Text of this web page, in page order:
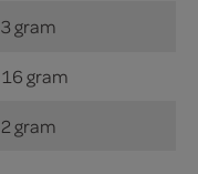
3 gram
16 gram
2 gram